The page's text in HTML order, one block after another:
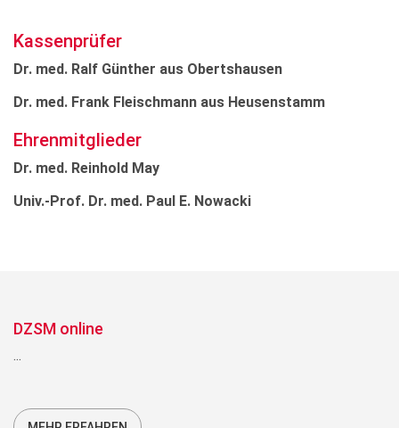
Kassenprüfer
Dr. med. Ralf Günther aus Obertshausen
Dr. med. Frank Fleischmann aus Heusenstamm
Ehrenmitglieder
Dr. med. Reinhold May
Univ.-Prof. Dr. med. Paul E. Nowacki
DZSM online
...